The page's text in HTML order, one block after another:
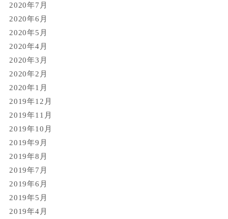
2020年7月
2020年6月
2020年5月
2020年4月
2020年3月
2020年2月
2020年1月
2019年12月
2019年11月
2019年10月
2019年9月
2019年8月
2019年7月
2019年6月
2019年5月
2019年4月